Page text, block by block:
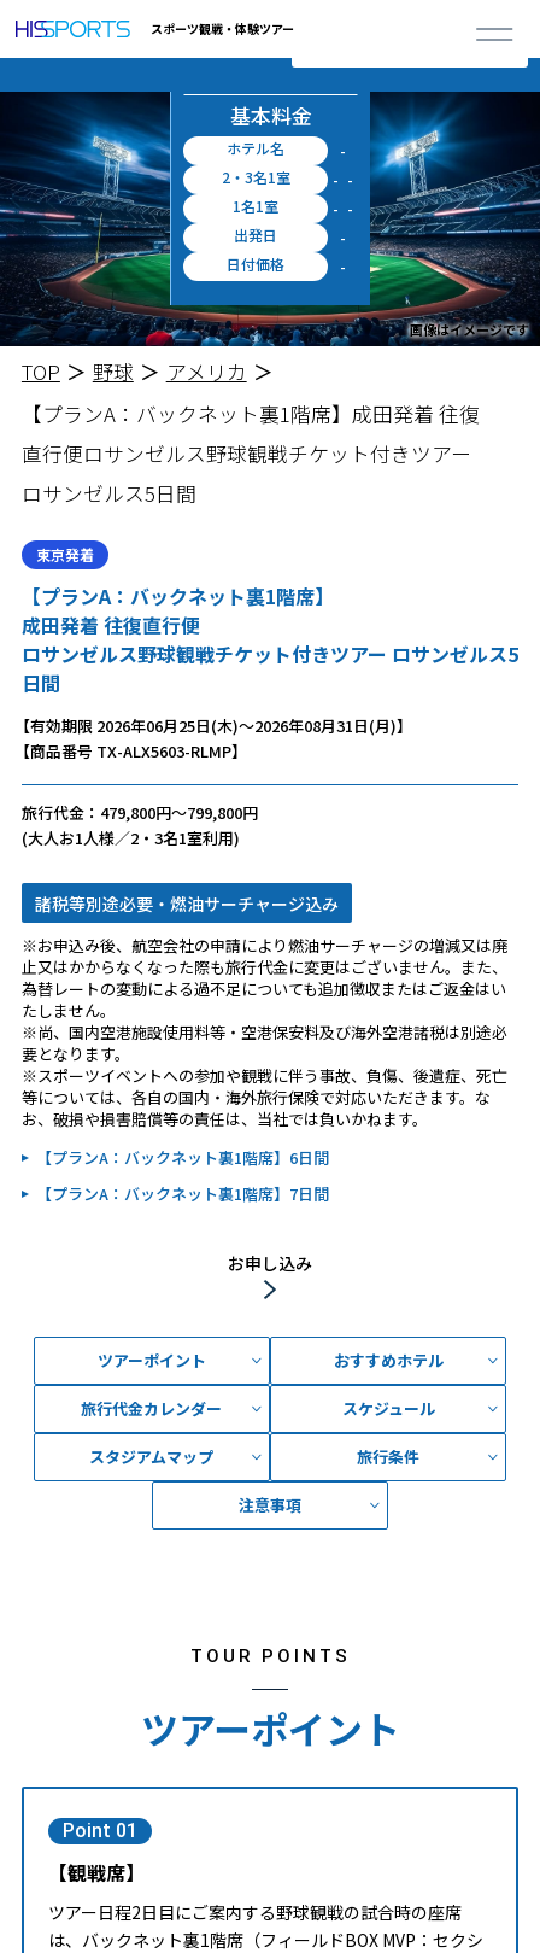
スポーツ観戦・体験ツアー
詳しく見る
合計ツアー0 円 ～ 閉じる
料金シミュレータ
基本料金
ホテル名
-
2・3名1室
- -
1名1室
- -
出発日
-
日付価格
-
※上記料金に空港施設使用料・出入国税等が別途必要となります。
画像はイメージです
TOP 野球
アメリカ
【プランA：バックネット裏1階席】 成田発着 往復
直行便ロサンゼルス野球観戦チケット付きツアー
ロサンゼルス5日間
東京発着
【プランA：バックネット裏1階席】
成田発着 往復直行便
ロサンゼルス野球観戦チケット付きツアー ロサンゼルス5
日間
【有効期限 2026年06月25日(木)～2026年08月31日(月)】
【商品番号 TX-ALX5603-RLMP】
旅行代金：479,800円～799,800円
(大人お1人様／2・3名1室利用)
諸税等別途必要・燃油サーチャージ込み
※お申込み後、航空会社の申請により燃油サーチャージの増減又は廃
止又はかからなくなった際も旅行代金に変更はございません。また、
為替レートの変動による過不足についても追加徴収またはご返金はい
たしません。
※尚、国内空港施設使用料等・空港保安料及び海外空港諸税は別途必
要となります。
※スポーツイベントへの参加や観戦に伴う事故、負傷、後遺症、死亡
等については、各自の国内・海外旅行保険で対応いただきます。な
お、破損や損害賠償等の責任は、当社では負いかねます。
【プランA：バックネット裏1階席】6日間
【プランA：バックネット裏1階席】7日間
お申し込み
ツアーポイント おすすめホテル
旅行代金カレンダー スケジュール
スタジアムマップ 旅行条件
注意事項
TOUR POINTS
ツアーポイント
Point 01
【観戦席】
ツアー日程2日目にご案内する野球観戦の試合時の座席
は、バックネット裏1階席（フィールドBOX MVP：セクシ